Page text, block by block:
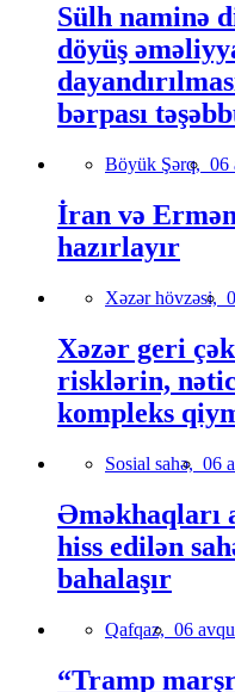
Sülh naminə
döyüş
bərpası
Böyük Şərq, 06
İran və
hazırlayır
Xəzər hövzəsi,
Xəzər geri
risklərin,
kompleks
Sosial sahə, 06
Əməkhaqları
hiss edilən
bahalaşır
Qafqaz, 06
“Tramp